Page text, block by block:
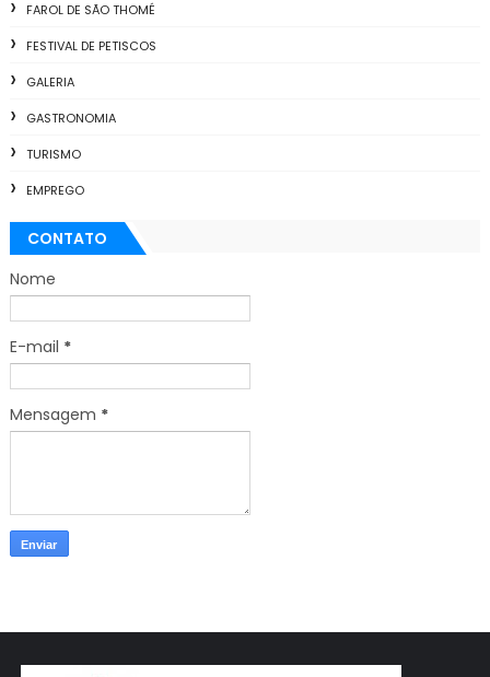
FAROL DE SÃO THOMÉ
FESTIVAL DE PETISCOS
GALERIA
GASTRONOMIA
TURISMO
EMPREGO
CONTATO
Nome
E-mail *
Mensagem *